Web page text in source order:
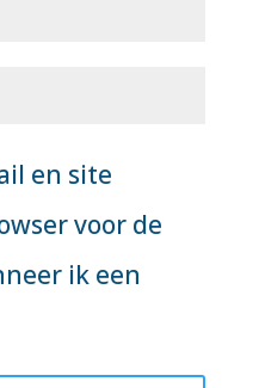
en site
voor de
ik een